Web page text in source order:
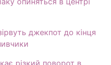
джекпот до кінця
різкий поворот в